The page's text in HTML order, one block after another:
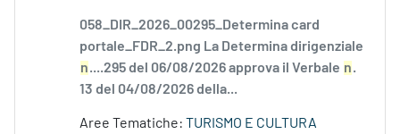
058_DIR_2026_00295_Determina card
portale_FDR_2.png La Determina dirigenziale
n....295 del 06/08/2026 approva il Verbale n.
13 del 04/08/2026 della...
Aree Tematiche: TURISMO E CULTURA